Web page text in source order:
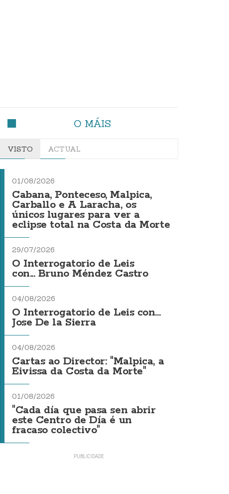
O MÁIS
VISTO ACTUAL
01/08/2026
Cabana, Ponteceso, Malpica,
Carballo e A Laracha, os
únicos lugares para ver a
eclipse total na Costa da Morte
29/07/2026
O Interrogatorio de Leis
con... Bruno Méndez Castro
04/08/2026
O Interrogatorio de Leis con...
Jose De la Sierra
04/08/2026
Cartas ao Director: "Malpica, a
Eivissa da Costa da Morte"
01/08/2026
"Cada día que pasa sen abrir
este Centro de Día é un
fracaso colectivo"